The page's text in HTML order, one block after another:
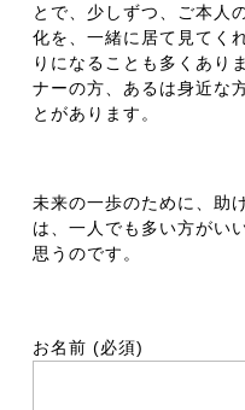
とで、少しずつ、ご本人
化を、一緒に居て見てく
りになることも多くあり
ナーの方、あるは身近な
とがあります。
未来の一歩のために、助
は、一人でも多い方がい
思うのです。
お名前 (必須)